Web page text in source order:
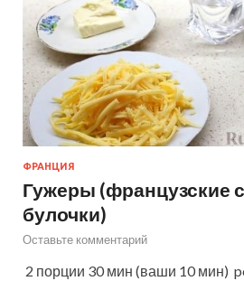
ФРАНЦИЯ
Гужеры (французские
булочки)
Оставьте комментарий
2 порции 30 мин (ваши 10 мин)